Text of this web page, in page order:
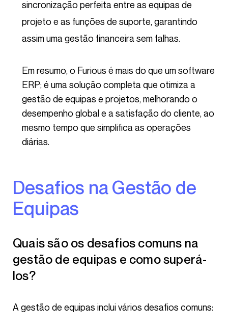
sincronização perfeita entre as equipas de
projeto e as funções de suporte, garantindo
assim uma gestão financeira sem falhas.
Em resumo, o Furious é mais do que um software
ERP; é uma solução completa que otimiza a
gestão de equipas e projetos, melhorando o
desempenho global e a satisfação do cliente, ao
mesmo tempo que simplifica as operações
diárias.
Desafios na Gestão de
Equipas
Quais são os desafios comuns na
gestão de equipas e como superá-
los?
A gestão de equipas inclui vários desafios comuns: